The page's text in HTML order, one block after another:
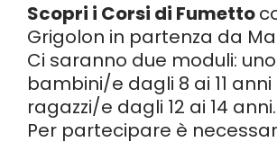
Scopri i Corsi di Fumetto
Grigolon in partenza da
Ci saranno due moduli:
bambini/e dagli 8 ai 11
ragazzi/e dagli 12 ai 14 anni.
Per partecipare è